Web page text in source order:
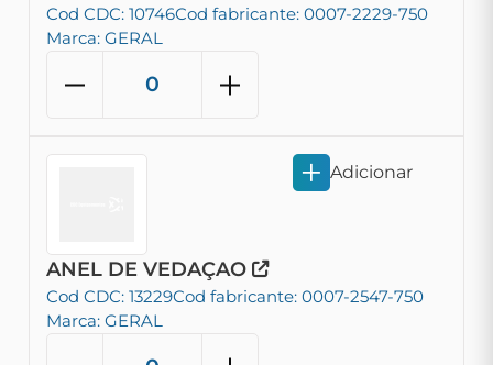
Cod CDC: 10746Cod fabricante: 0007-2229-750
Marca: GERAL
ANEL DE VEDAÇAO
Cod CDC: 13229Cod fabricante: 0007-2547-750
Marca: GERAL
Adicionar